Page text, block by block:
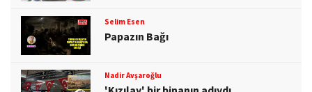
Selim Esen
Papazın Bağı
Nadir Avşaroğlu